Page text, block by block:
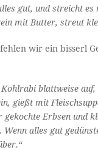
gut, und streicht
mit Butter, streut
wir ein bisserl
Kohlrabi blattweise
gießt mit
Erbsen und
alles gut